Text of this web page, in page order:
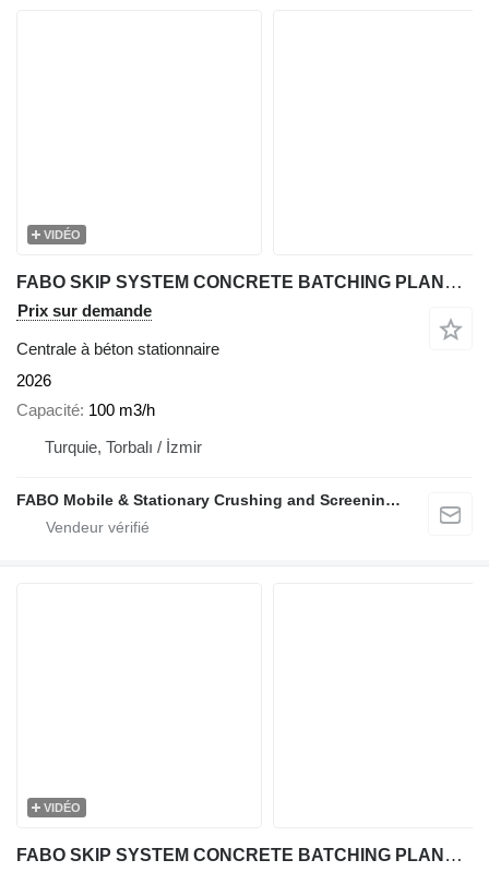
VIDÉO
FABO SKIP SYSTEM CONCRETE BATCHING PLANT | 110m3/h Capacity
Prix sur demande
Centrale à béton stationnaire
2026
Capacité 100 m3/h
Turquie, Torbalı / İzmir
FABO Mobile & Stationary Crushing and Screening Plants | Concrete Batching Plants Manufacturer
VIDÉO
FABO SKIP SYSTEM CONCRETE BATCHING PLANT | 120m3/h Capacity